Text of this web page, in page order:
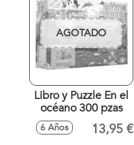
AGOTADO
Libro y Puzzle En el
océano 300 pzas
6 Años 13,95 €